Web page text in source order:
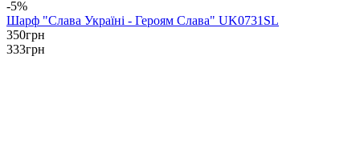
-5%
Шарф "Слава Україні - Героям Слава" UK0731SL
350грн
333грн